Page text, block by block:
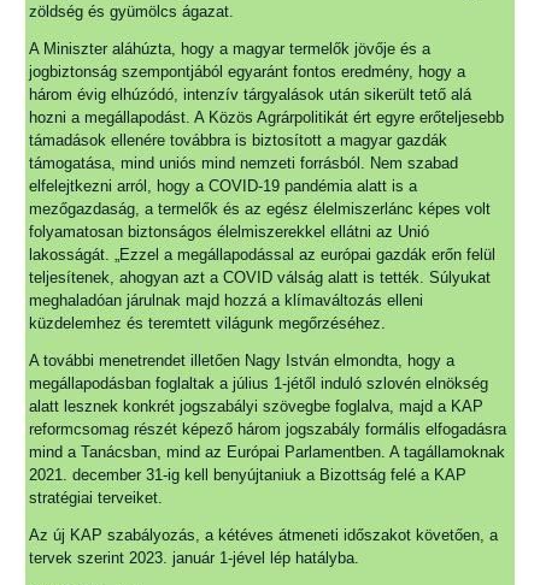
zöldség és gyümölcs ágazat.
A Miniszter aláhúzta, hogy a magyar termelők jövője és a
jogbiztonság szempontjából egyaránt fontos eredmény, hogy a
három évig elhúzódó, intenzív tárgyalások után sikerült tető alá
hozni a megállapodást. A Közös Agrárpolitikát ért egyre erőteljesebb
támadások ellenére továbbra is biztosított a magyar gazdák
támogatása, mind uniós mind nemzeti forrásból. Nem szabad
elfelejtkezni arról, hogy a COVID-19 pandémia alatt is a
mezőgazdaság, a termelők és az egész élelmiszerlánc képes volt
folyamatosan biztonságos élelmiszerekkel ellátni az Unió
lakosságát. „Ezzel a megállapodással az európai gazdák erőn felül
teljesítenek, ahogyan azt a COVID válság alatt is tették. Súlyukat
meghaladóan járulnak majd hozzá a klímaváltozás elleni
küzdelemhez és teremtett világunk megőrzéséhez.
A további menetrendet illetően Nagy István elmondta, hogy a
megállapodásban foglaltak a július 1-jétől induló szlovén elnökség
alatt lesznek konkrét jogszabályi szövegbe foglalva, majd a KAP
reformcsomag részét képező három jogszabály formális elfogadásra
mind a Tanácsban, mind az Európai Parlamentben. A tagállamoknak
2021. december 31-ig kell benyújtaniuk a Bizottság felé a KAP
stratégiai terveiket.
Az új KAP szabályozás, a kétéves átmeneti időszakot követően, a
tervek szerint 2023. január 1-jével lép hatályba.